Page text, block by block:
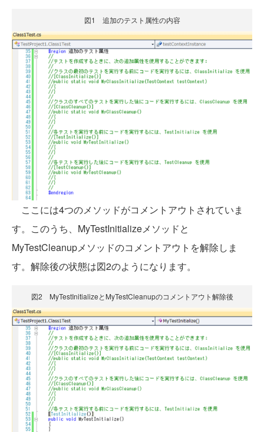
図1 追加のテスト属性の内容
ここには4つのメソッドがコメントアウトされていま
す。このうち、MyTestInitializeメソッドと
MyTestCleanupメソッドのコメントアウトを解除しま
す。解除後の状態は図2のようになります。
図2 MyTestInitializeとMyTestCleanupのコメントアウト解除後